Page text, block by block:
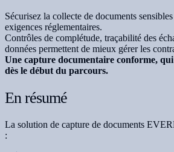
Sécurisez la collecte de documents
exigences réglementaires.
Contrôles de complétude, traçabilité des
données permettent de mieux gérer les
Une capture documentaire conforme,
dès le début du parcours.
En résumé
La solution de capture de documents
: